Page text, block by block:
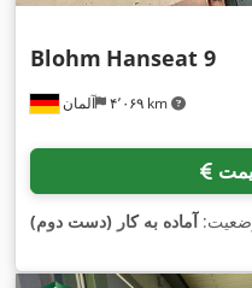
آلمان ۴٬۰۶۹ km
Blohm Hanseat 9
آماده به کار (دست دوم)